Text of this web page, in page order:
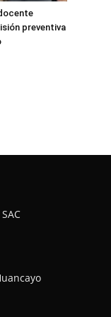
preventiva